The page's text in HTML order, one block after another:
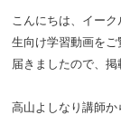
こんにちは、イー
生向け学習動画を
届きましたので、掲
高山よしなり講師か